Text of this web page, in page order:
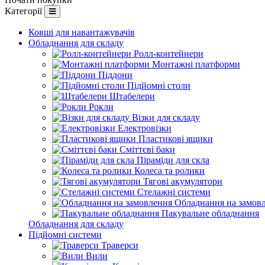
Категорії
Ковші для навантажувачів
Обладнання для складу
Ролл-контейнери
Монтажні платформи
Піддони
Підйомні столи
Штабелери
Рокли
Візки для складу
Електровізки
Пластикові ящики
Сміттєві баки
Піраміди для скла
Колеса та ролики
Тягові акумулятори
Стелажні системи
Обладнання на
Пакувальне обладнання
Обладнання для складу
Підйомні системи
Траверси
Вили